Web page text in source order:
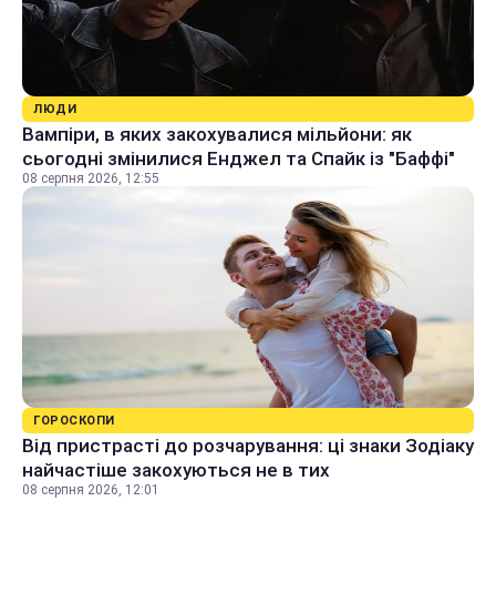
ЛЮДИ
Вампіри, в яких закохувалися мільйони: як
сьогодні змінилися Енджел та Спайк із "Баффі"
08 серпня 2026, 12:55
ГОРОСКОПИ
Від пристрасті до розчарування: ці знаки Зодіаку
найчастіше закохуються не в тих
08 серпня 2026, 12:01